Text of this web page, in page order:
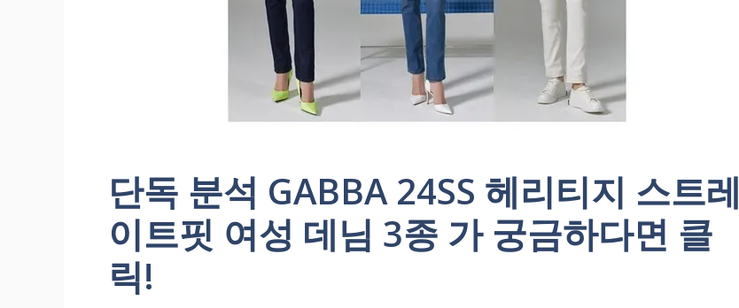
단독 분석 GABBA 24SS 헤리티지 스트레
이트핏 여성 데님 3종 가 궁금하다면 클
릭!